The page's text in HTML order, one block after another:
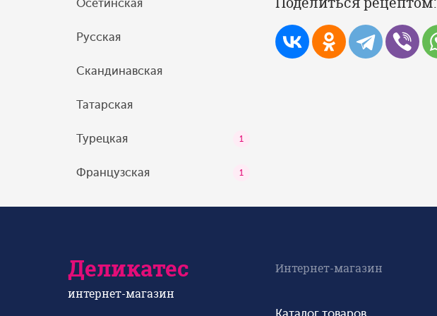
Осетинская
Русская
Скандинавская
Татарская
Турецкая 1
Французская 1
Деликатес
интернет-магазин
Интернет-магазин